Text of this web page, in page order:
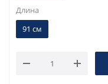
Длина
91 см